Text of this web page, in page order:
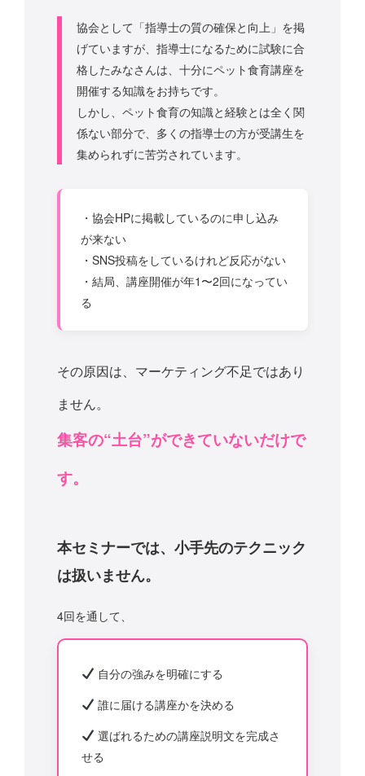
協会として「指導士の質の確保と向上」を掲
げていますが、指導士になるために試験に合
格したみなさんは、十分にペット食育講座を
開催する知識をお持ちです。
しかし、ペット食育の知識と経験とは全く関
係ない部分で、多くの指導士の方が受講生を
集められずに苦労されています。
・協会HPに掲載しているのに申し込み
が来ない
・SNS投稿をしているけれど反応がない
・結局、講座開催が年1〜2回になってい
る
その原因は、マーケティング不足ではあり
ません。
集客の“土台”ができていないだけで
す。
本セミナーでは、小手先のテクニック
は扱いません。
4回を通して、
自分の強みを明確にする
誰に届ける講座かを決める
選ばれるための講座説明文を完成さ
せる